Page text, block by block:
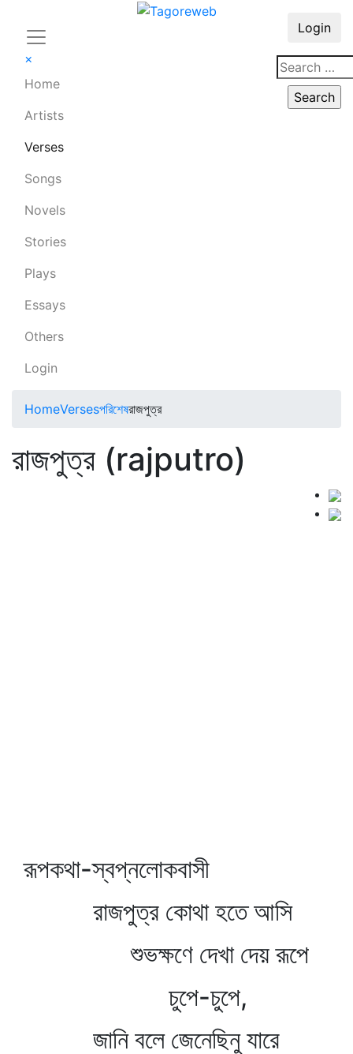
×
Home
Artists
Verses
Songs
Novels
Stories
Plays
Essays
Others
Login
Login
HomeVersesপরিশেষরাজপুত্র
রাজপুত্র (rajputro)
রূপকথা-স্বপ্নলোকবাসী
রাজপুত্র কোথা হতে আসি
শুভক্ষণে দেখা দেয় রূপে
চুপে-চুপে,
জানি বলে জেনেছিনু যারে